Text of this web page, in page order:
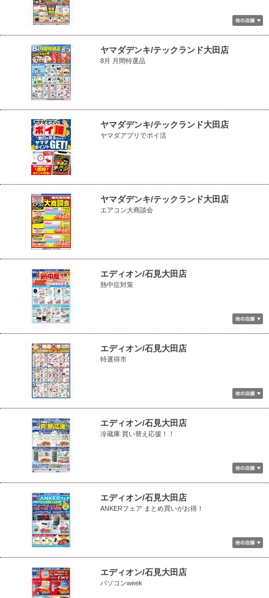
ヤマダデンキ/テックランド大田店
8月 月間特選品
ヤマダデンキ/テックランド大田店
ヤマダアプリでポイ活
ヤマダデンキ/テックランド大田店
エアコン大商談会
エディオン/石見大田店
熱中症対策
エディオン/石見大田店
特選得市
エディオン/石見大田店
冷蔵庫 買い替え応援！！
エディオン/石見大田店
ANKERフェア まとめ買いがお得！
エディオン/石見大田店
パソコンweek